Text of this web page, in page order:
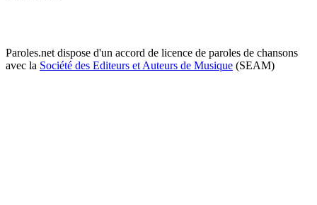
Paroles.net dispose d'un accord de licence de paroles de chansons
avec la Société des Editeurs et Auteurs de Musique (SEAM)